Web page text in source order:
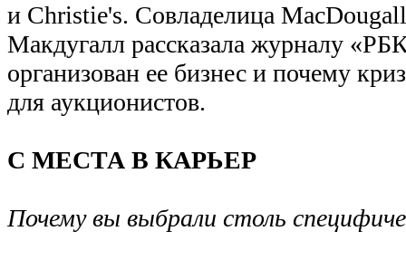
и Christie's. Совладелица
Макдугалл рассказала журналу
организован ее бизнес и почему
для аукционистов.
С МЕСТА В КАРЬЕР
Почему вы выбрали столь